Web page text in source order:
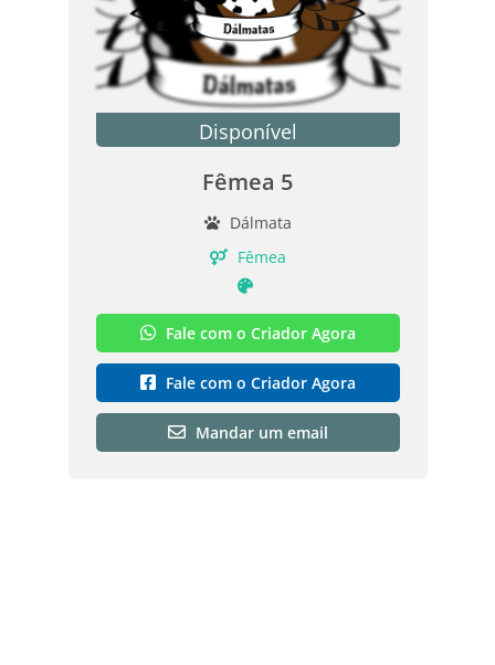
Disponível
Fêmea 5
Dálmata
Fêmea
Fale com o Criador Agora
Fale com o Criador Agora
Mandar um email